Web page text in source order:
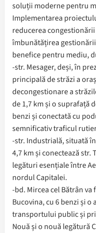
soluții moderne pentru
Implementarea
reducerea
îmbunătățirea
benefice pentru mediu,
-str. Mesager, deși, în
principală de străzi a
decongestionare a
de 1,7 km și o suprafață
benzi și conectată cu
semnificativ traficul
-str. Industrială, situată
4,7 km și conectează
legături esențiale între
nordul Capitalei.
-bd. Mircea cel Bătrân va
Bucovina, cu 6 benzi și
transportului public și
Nouă și o nouă legătură